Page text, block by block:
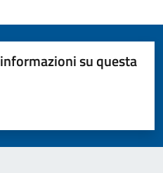
su questa
su 5
5